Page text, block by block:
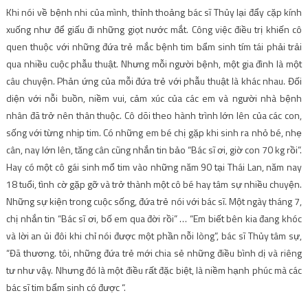
Khi nói về bệnh nhi của mình, thỉnh thoảng bác sĩ Thủy lại đẩy cặp kính
xuống như để giấu đi những giọt nước mắt. Công việc điều trị khiến cô
quen thuộc với những đứa trẻ mắc bệnh tim bẩm sinh tím tái phải trải
qua nhiều cuộc phẫu thuật. Nhưng mỗi người bệnh, một gia đình là một
câu chuyện. Phản ứng của mỗi đứa trẻ với phẫu thuật là khác nhau. Đối
diện với nỗi buồn, niềm vui, cảm xúc của các em và người nhà bệnh
nhân đã trở nên thân thuộc. Cô dõi theo hành trình lớn lên của các con,
sống với từng nhịp tim. Có những em bé chị gặp khi sinh ra nhỏ bé, nhẹ
cân, nay lớn lên, tăng cân cũng nhắn tin bảo “Bác sĩ ơi, giờ con 70 kg rồi”.
Hay có một cô gái sinh mổ tim vào những năm 90 tại Thái Lan, năm nay
18 tuổi, tình cờ gặp gỡ và trở thành một cô bé hay tâm sự nhiều chuyện.
Những sự kiện trong cuộc sống, đứa trẻ nói với bác sĩ. Một ngày tháng 7,
chị nhắn tin “Bác sĩ ơi, bố em qua đời rồi” … “Em biết bên kia đang khóc
và lời an ủi đôi khi chỉ nói được một phần nỗi lòng”, bác sĩ Thủy tâm sự,
“Đã thương. tôi, những đứa trẻ mới chia sẻ những điều bình dị và riêng
tư như vậy. Nhưng đó là một điều rất đặc biệt, là niềm hạnh phúc mà các
bác sĩ tim bẩm sinh có được “.